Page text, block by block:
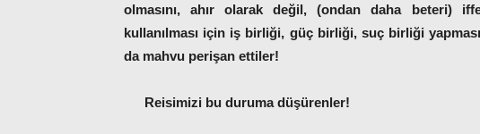
olmasını, ahır olarak değil, (ondan daha beteri)
kullanılması için iş birliği, güç birliği, suç birliği
da mahvu perişan ettiler!
Reisimizi bu duruma düşürenler!